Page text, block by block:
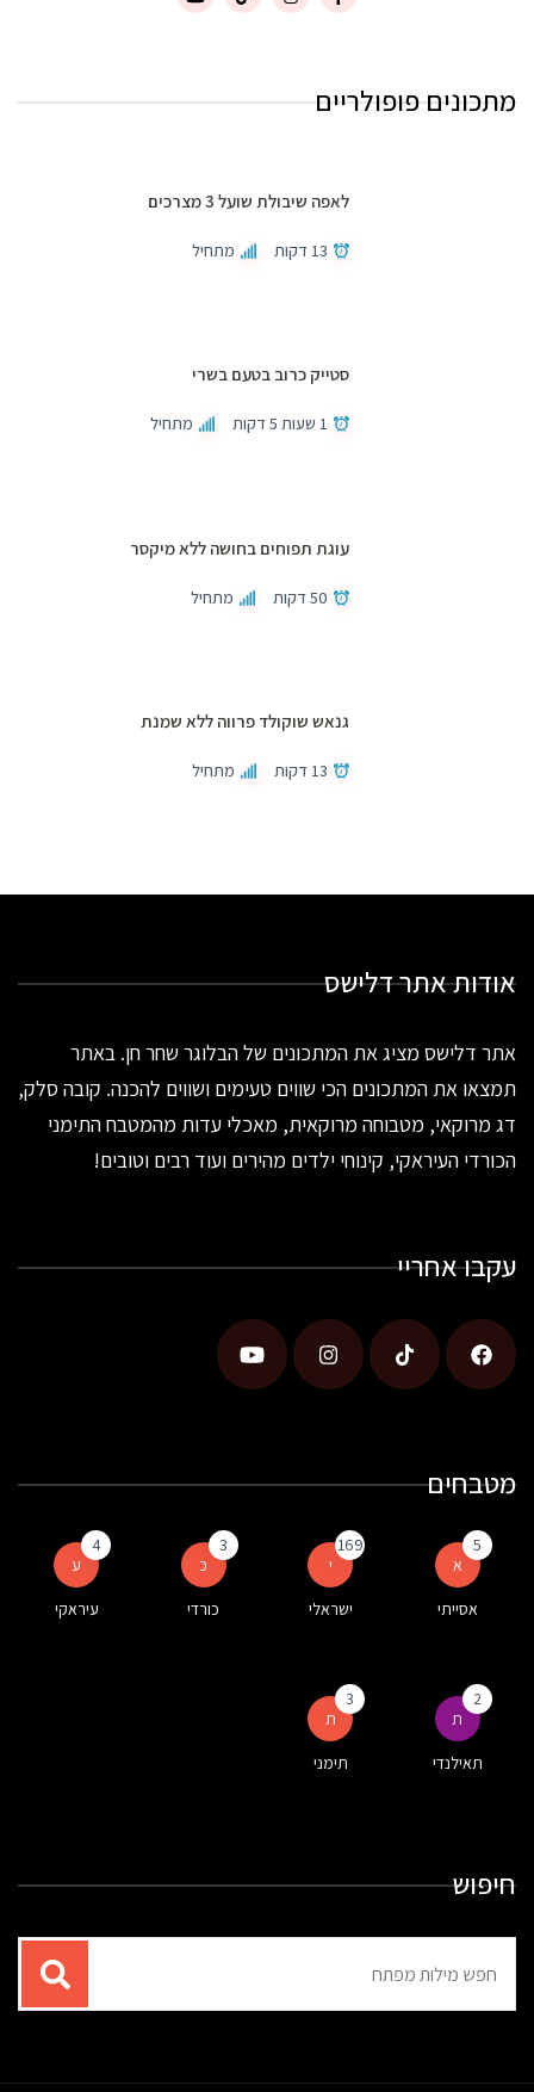
מתכונים פופולריים
לאפה שיבולת שועל 3 מצרכים
13 דקות מתחיל
סטייק כרוב בטעם בשרי
1 שעות 5 דקות מתחיל
עוגת תפוחים בחושה ללא מיקסר
50 דקות מתחיל
גנאש שוקולד פרווה ללא שמנת
13 דקות מתחיל
אודות אתר דלישס
אתר דלישס מציג את המתכונים של הבלוגר שחר חן. באתר
תמצאו את המתכונים הכי שווים טעימים ושווים להכנה. קובה סלק,
דג מרוקאי, מטבוחה מרוקאית, מאכלי עדות מהמטבח התימני
הכורדי העיראקי, קינוחי ילדים מהירים ועוד רבים וטובים!
עקבו אחריי
מטבחים
א
5
אסייתי
י
169
ישראלי
כ
3
כורדי
ע
4
עיראקי
ת
2
תאילנדי
ת
3
תימני
חיפוש
עבור